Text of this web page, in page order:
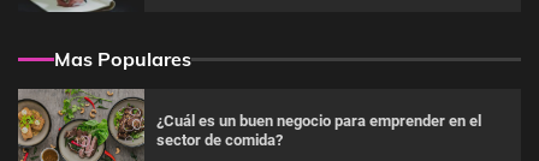
Mas Populares
¿Cuál es un buen negocio para emprender en el
sector de comida?